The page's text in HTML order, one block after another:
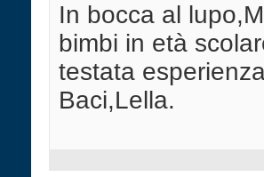
In bocca al
bimbi in età
testata
Baci,Lella.